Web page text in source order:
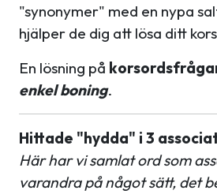
"synonymer" med en nypa
hjälper de dig att lösa ditt
En lösning på
enkel boning.
Hittade "hydda" i 3
Här har vi samlat ord som
varandra på något sätt, det